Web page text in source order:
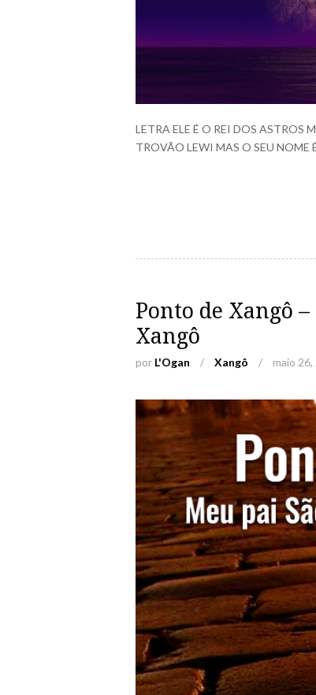
LETRA ELE É O REI DOS ASTROS
TROVÃO LEWI MAS O SEU
Ponto de Xangô
Xangô
por L'Ogan / Xangô / maio